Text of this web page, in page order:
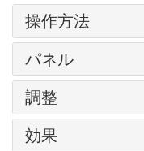
パス上にテキス
調整レイヤー
バッチ処理
人物の水彩画
スーパーヒー
コミック風の絵
操作方法
インストール方
インストール方
インストール方
プログラムの登
パネル
ナビゲーター
ツールバー
レイヤー
調整
レベル
効果